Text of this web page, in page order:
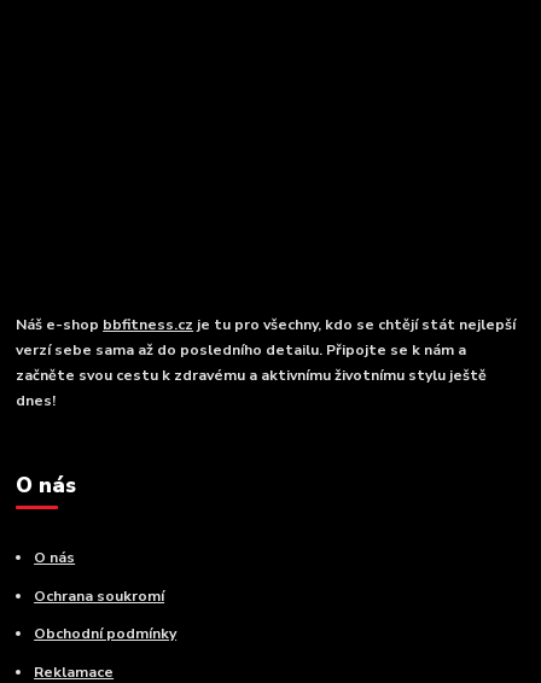
Náš e-shop bbfitness.cz je tu pro všechny, kdo se chtějí stát nejlepší
verzí sebe sama až do posledního detailu. Připojte se k nám a
začněte svou cestu k zdravému a aktivnímu životnímu stylu ještě
dnes!
O nás
O nás
Ochrana soukromí
Obchodní podmínky
Reklamace